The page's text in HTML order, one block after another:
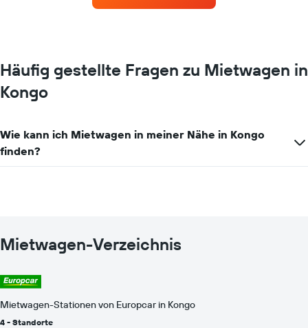
1
X-
Achse
mit
Das
Diagramm
hat
1
Mietwagenpreis
die
angegebenen
Anbieter
anzeigt.
Häufig gestellte Fragen zu Mietwagen in
Kongo
Wie kann ich Mietwagen in meiner Nähe in Kongo
finden?
Mietwagen-Verzeichnis
Mietwagen-Stationen von Europcar in Kongo
4 - Standorte